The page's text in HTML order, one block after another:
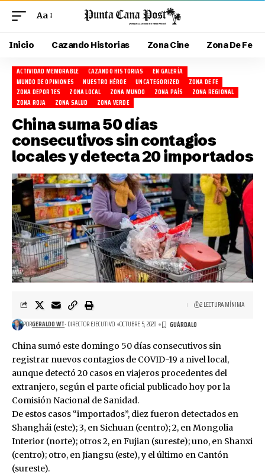
Aa
Inicio Cazando Historias Zona Cine Zona De Fe
ACTIVIDAD MEMORABLE CAZANDO HISTORIAS
EN GALERÍA
MUNDO DE OPINIONES
NUESTRO HÉROE UNCATEGORIZED
ZONA DE FE
ZONA DEPORTES
ZONA LOCAL ZONA MUNDO ZONA PAÍS
ZONA REGIONAL
ZONA ROJA
ZONA SALUD ZONA VERDE
China suma 50 días
consecutivos sin contagios
locales y detecta 20 importados
PORGERALDO WT- DIRECTOR EJECUTIVO OCTUBRE 5, 2020
2 LECTURA MÍNIMA
China sumó este domingo 50 días consecutivos sin
registrar nuevos contagios de COVID-19 a nivel local,
aunque detectó 20 casos en viajeros procedentes del
extranjero, según el parte oficial publicado hoy por la
Comisión Nacional de Sanidad.
De estos casos “importados”, diez fueron detectados en
Shanghái (este); 3, en Sichuan (centro); 2, en Mongolia
Interior (norte); otros 2, en Fujian (sureste); uno, en Shanxi
(centro); otro, en Jiangsu (este), y el último en Cantón
(sureste).